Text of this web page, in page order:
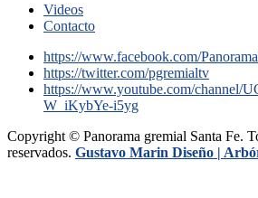
Videos
Contacto
https://www.facebook.com/
https://twitter.com/pgremialtv
https://www.youtube.com/channel/
W_iKybYe-i5yg
Copyright © Panorama gremial Santa Fe.
reservados. Gustavo Marin Diseño |